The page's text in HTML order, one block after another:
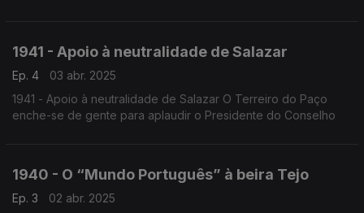
1941 - Apoio à neutralidade de Salazar
Ep. 4
03 abr. 2025
1941 - Apoio à neutralidade de Salazar O Terreiro do Paço
enche-se de gente para aplaudir o Presidente do Conselho
1940 - O “Mundo Português” à beira Tejo
Ep. 3
02 abr. 2025